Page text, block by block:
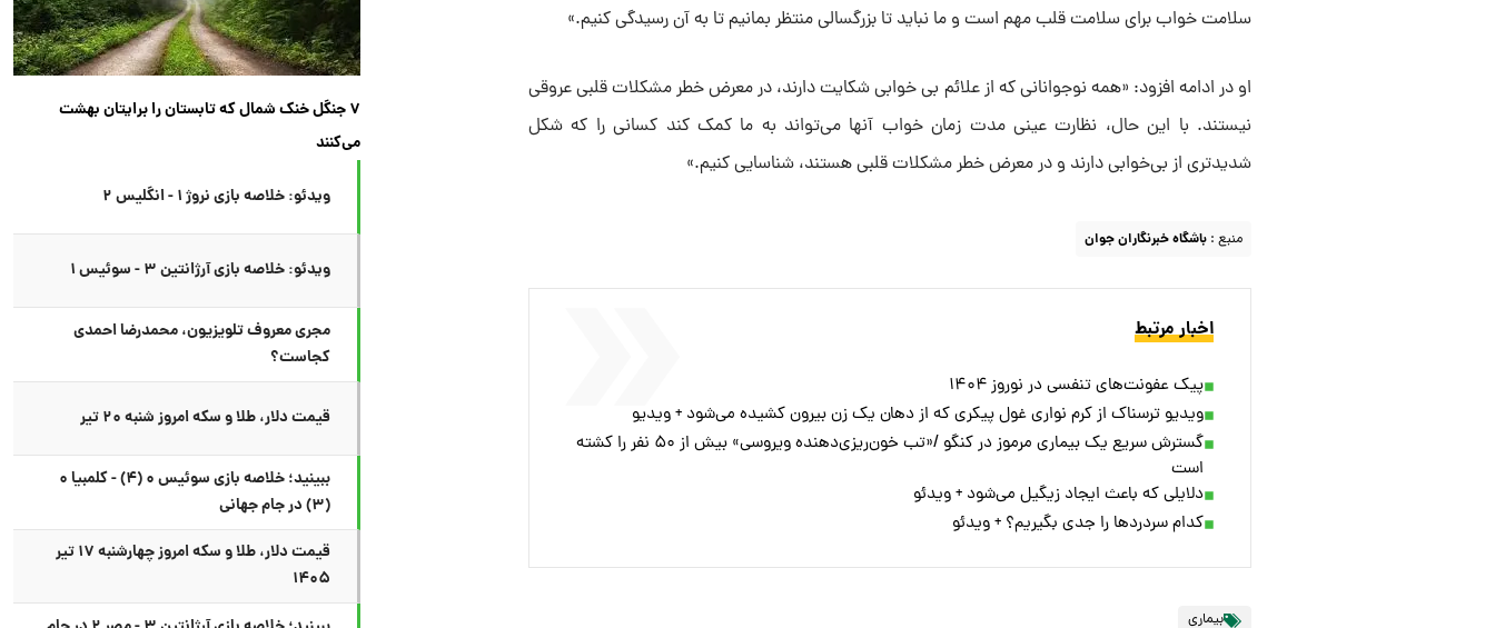
سلامت خواب برای سلامت قلب مهم است و ما نباید تا بزرگسالی منتظر بمانیم تا به آن رسیدگی کنیم.»
او در ادامه افزود: «همه نوجوانانی که از علائم بی خوابی شکایت دارند، در معرض خطر مشکلات قلبی عروقی
نیستند. با این حال، نظارت عینی مدت زمان خواب آنها می‌تواند به ما کمک کند کسانی را که شکل
شدیدتری از بی‌خوابی دارند و در معرض خطر مشکلات قلبی هستند، شناسایی کنیم.»
منبع : باشگاه خبرنگاران جوان
اخبار مرتبط
پیک عفونت‌های تنفسی در نوروز ۱۴۰۴
ویدیو ترسناک از کرم نواری غول پیکری که از دهان یک زن بیرون کشیده می‌شود + ویدیو
گسترش سریع یک بیماری مرموز در کنگو /«تب خون‌ریزی‌دهنده ویروسی» بیش از ۵۰ نفر را کشته
است
دلایلی که باعث ایجاد زیگیل می‌شود + ویدئو
کدام سردرد‌ها را جدی بگیریم؟ + ویدئو
بیماری
۷ جنگل خنک شمال که تابستان را برایتان بهشت
می‌کنند
ویدئو: خلاصه بازی نروژ ۱ - انگلیس ۲
ویدئو: خلاصه بازی آرژانتین ۳ - سوئیس ۱
مجری معروف تلویزیون، محمدرضا احمدی
کجاست؟
قیمت دلار، طلا و سکه امروز شنبه ۲۰ تیر
ببینید؛ خلاصه بازی سوئیس ۰ (۴) - کلمبیا ۰
(۳) در جام جهانی
قیمت دلار، طلا و سکه امروز چهارشنبه ۱۷ تیر
۱۴۰۵